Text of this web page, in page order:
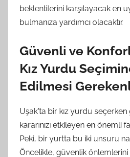
beklentilerini karşılayacak en
bulmanıza yardımcı olacaktır.
Güvenli ve
Kız Yurdu
Edilmesi
Uşak'ta bir kız yurdu
kararınızı etkileyen en önemli
Peki, bir yurtta bu iki unsuru
Öncelikle, güvenlik